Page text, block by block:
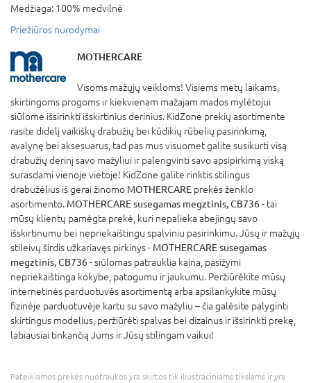
Medžiaga: 100% medvilnė
Priežiūros nurodymai
MOTHERCARE
Visoms mažųjų veikloms! Visiems metų laikams,
skirtingoms progoms ir kiekvienam mažajam mados mylėtojui
siūlome išsirinkti išskirtinius derinius. KidZone prekių asortimente
rasite didelį vaikiškų drabužių bei kūdikių rūbelių pasirinkimą,
avalynę bei aksesuarus, tad pas mus visuomet galite susikurti visą
drabužių derinį savo mažyliui ir palengvinti savo apsipirkimą viską
surasdami vienoje vietoje! KidZone galite rinktis stilingus
drabužėlius iš gerai žinomo MOTHERCARE prekės ženklo
asortimento. MOTHERCARE susegamas megztinis, CB736- tai
mūsų klientų pamėgta prekė, kuri nepalieka abejingų savo
išskirtinumu bei nepriekaištingu spalviniu pasirinkimu. Jūsų ir mažųjų
stileivų širdis užkariavęs pirkinys - MOTHERCARE susegamas
megztinis, CB736- siūlomas patrauklia kaina, pasižymi
nepriekaištinga kokybe, patogumu ir jaukumu. Peržiūrėkite mūsų
internetinės parduotuvės asortimentą arba apsilankykite mūsų
fizinėje parduotuvėje kartu su savo mažyliu – čia galėsite palyginti
skirtingus modelius, peržiūrėti spalvas bei dizainus ir išsirinkti prekę,
labiausiai tinkančią Jums ir Jūsų stilingam vaikui!
Pateikiamos prekės nuotraukos yra skirtos tik iliustraciniams tikslams ir yra